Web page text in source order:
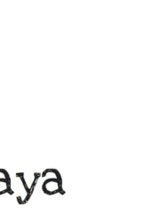
Fertilidade e
Gravidez